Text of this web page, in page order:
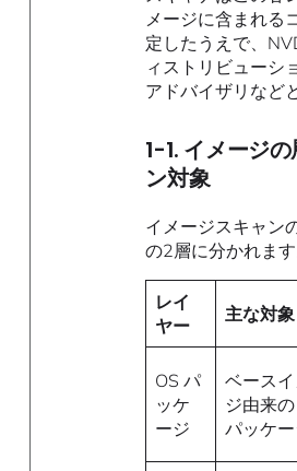
メージに含まれる
定したうえで、
ィストリビューシ
アドバイザリなど
1-1. イメージ
ン対象
イメージスキャン
の2層に分かれます
レイ
ヤー
主な対象
OS パ
ッケ
ージ
ベース
ジ由来
パッケ